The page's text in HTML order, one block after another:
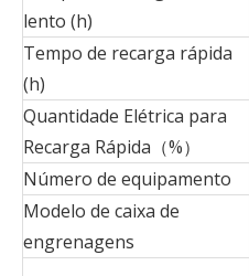
lento (h)
Tempo de recarga rápida
(h)
Quantidade Elétrica para
Recarga Rápida（%）
Número de equipamento
Modelo de caixa de
engrenagens